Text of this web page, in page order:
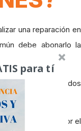
una reparación en
debe abonarlo la
cada propietario?
estudiaremos dos
bien por el
para tí